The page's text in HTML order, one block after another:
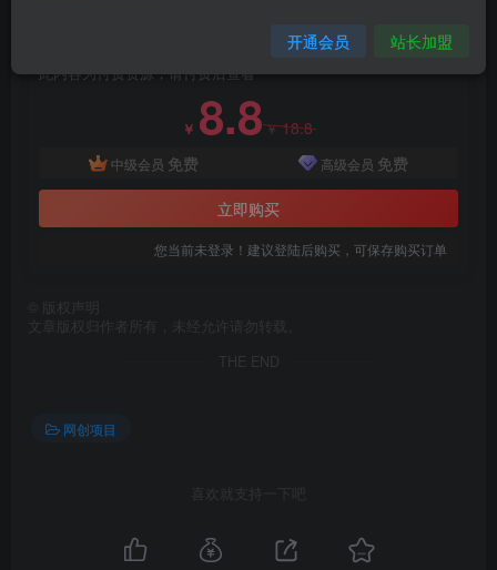
英雄人物传记解说，每天轻松两三百，各个平台流量通吃，轻松破百万播放
此内容为付费资源，请付费后查看
￥ 8.8￥18.8
中级会员 免费 高级会员 免费
立即购买
您当前未登录！建议登陆后购买，可保存购买订单
版权声明
文章版权归作者所有，未经允许请勿转载。
THE END
网创项目
喜欢就支持一下吧
开通会员 站长加盟